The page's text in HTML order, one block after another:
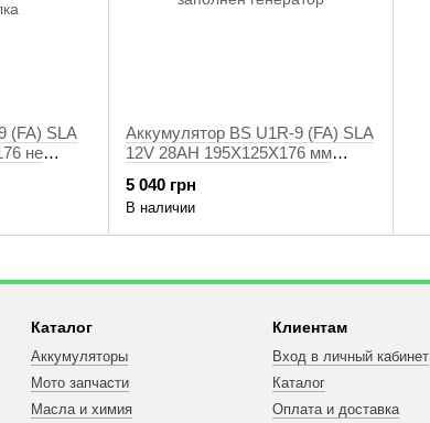
(FA) SLA
не
Аккумулятор BS U1R-9 (FA) SLA
12V 28AH 195X125X176 мм
- заполнен генератор
5 040 грн
В наличии
Каталог
Аккумуляторы
Мото запчасти
Масла и химия
Клиентам
Вход в личный кабинет
Каталог
Оплата и доставка